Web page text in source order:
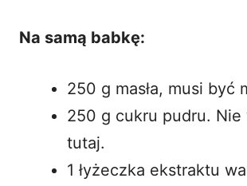
Na samą babkę:
250 g masła, musi być
250 g cukru pudru. Nie
tutaj.
1 łyżeczka ekstraktu